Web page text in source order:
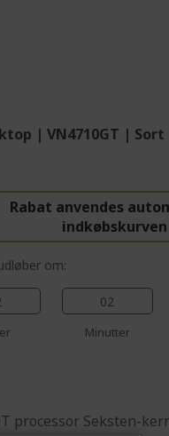
| VN4710GT | Sort
Rabat anvendes
indkøbskurven
om:
02
Minutter
processor Seksten-